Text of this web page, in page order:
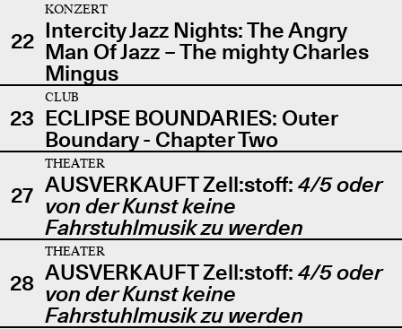
22
KONZERT
Intercity Jazz Nights: The Angry
Man Of Jazz – The mighty Charles
Mingus
23
CLUB
ECLIPSE BOUNDARIES: Outer
Boundary - Chapter Two
27
THEATER
AUSVERKAUFT Zell:stoff: 4/5 oder
von der Kunst keine
Fahrstuhlmusik zu werden
28
THEATER
AUSVERKAUFT Zell:stoff: 4/5 oder
von der Kunst keine
Fahrstuhlmusik zu werden